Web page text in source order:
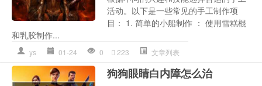
活动。以下是一些常见的手工制作项
目： 1. 简单的小船制作 ： 使用雪糕棍
和乳胶制作...
ys 01-24 0 223 文章列表
狗狗眼睛白内障怎么治